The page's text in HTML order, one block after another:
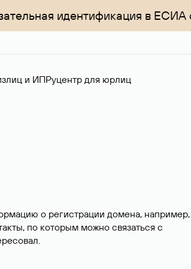
идентификация в ЕСИА
и ИПРуцентр для юрлиц
о регистрации домена, например,
по которым можно связаться с